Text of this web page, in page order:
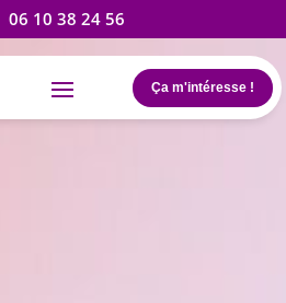
06 10 38 24 56
Ça m'intéresse !